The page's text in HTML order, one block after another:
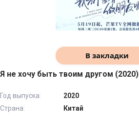
В закладки
Я не хочу быть твоим другом (2020)
Год выпуска:
2020
Страна:
Китай